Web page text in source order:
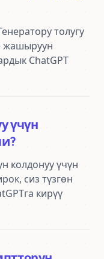
толугу
жашыруун
ChatGPT
үчүн
колдонуу үчүн
сиз түзгөн
кирүү